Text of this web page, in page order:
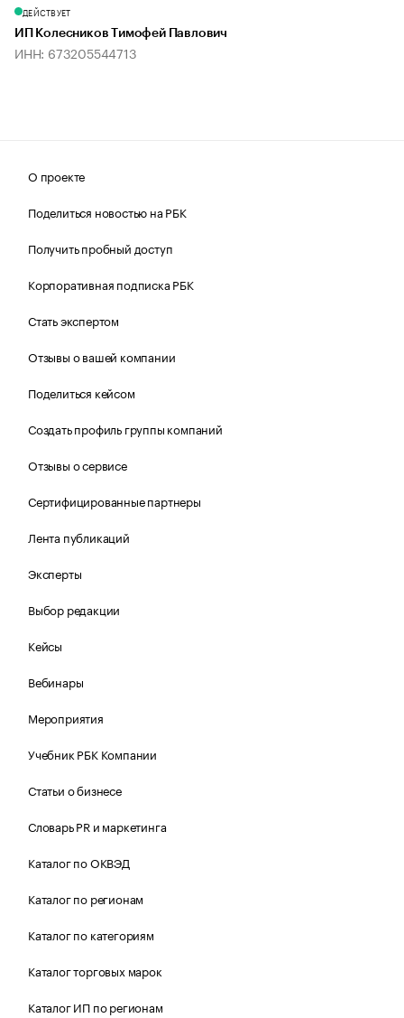
ДЕЙСТВУЕТ
ИП Колесников Тимофей Павлович
ИНН: 673205544713
О проекте
Поделиться новостью на РБК
Получить пробный доступ
Корпоративная подписка РБК
Стать экспертом
Отзывы о вашей компании
Поделиться кейсом
Создать профиль группы компаний
Отзывы о сервисе
Сертифицированные партнеры
Лента публикаций
Эксперты
Выбор редакции
Кейсы
Вебинары
Мероприятия
Учебник РБК Компании
Статьи о бизнесе
Словарь PR и маркетинга
Каталог по ОКВЭД
Каталог по регионам
Каталог по категориям
Каталог торговых марок
Каталог ИП по регионам